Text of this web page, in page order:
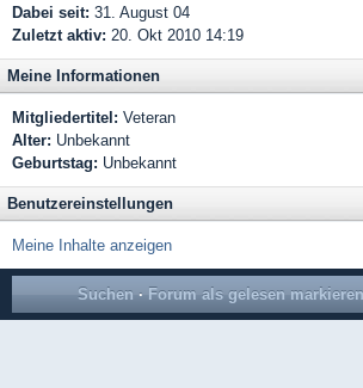
Dabei seit: 31. August 04
Zuletzt aktiv: 20. Okt 2010 14:19
Meine Informationen
Mitgliedertitel: Veteran
Alter: Unbekannt
Geburtstag: Unbekannt
Benutzereinstellungen
Meine Inhalte anzeigen
Suchen · Forum als gelesen markieren